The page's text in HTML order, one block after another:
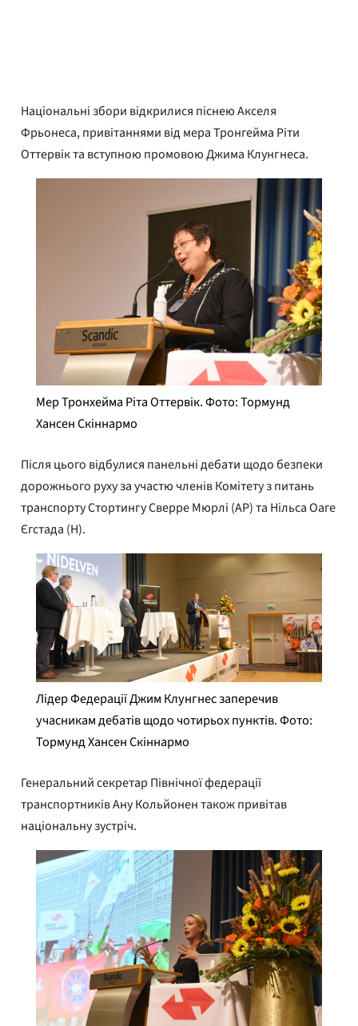
Національні збори відкрилися піснею Акселя
Фрьонеса, привітаннями від мера Тронгейма Ріти
Оттервік та вступною промовою Джима Клунгнеса.
Мер Тронхейма Ріта Оттервік. Фото: Тормунд
Хансен Скіннармо
Після цього відбулися панельні дебати щодо безпеки
дорожнього руху за участю членів Комітету з питань
транспорту Стортингу Сверре Мюрлі (AP) та Нільса Оаге
Єгстада (H).
Лідер Федерації Джим Клунгнес заперечив
учасникам дебатів щодо чотирьох пунктів. Фото:
Тормунд Хансен Скіннармо
Генеральний секретар Північної федерації
транспортників Ану Кольйонен також привітав
національну зустріч.